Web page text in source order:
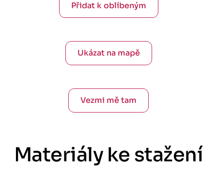
Přidat k oblíbeným
Ukázat na mapě
Vezmi mě tam
Materiály ke stažení